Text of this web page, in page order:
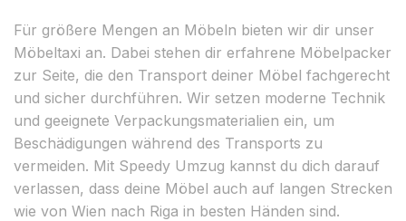
Für größere Mengen an Möbeln bieten wir dir unser
Möbeltaxi an. Dabei stehen dir erfahrene Möbelpacker
zur Seite, die den Transport deiner Möbel fachgerecht
und sicher durchführen. Wir setzen moderne Technik
und geeignete Verpackungsmaterialien ein, um
Beschädigungen während des Transports zu
vermeiden. Mit Speedy Umzug kannst du dich darauf
verlassen, dass deine Möbel auch auf langen Strecken
wie von Wien nach Riga in besten Händen sind.